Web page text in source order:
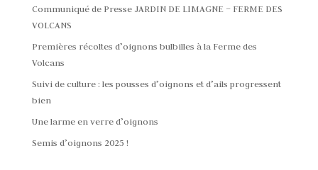
Communiqué de Presse JARDIN DE LIMAGNE – FERME DES
VOLCANS
Premières récoltes d’oignons bulbilles à la Ferme des
Volcans
Suivi de culture : les pousses d’oignons et d’ails progressent
bien
Une larme en verre d’oignons
Semis d’oignons 2025 !